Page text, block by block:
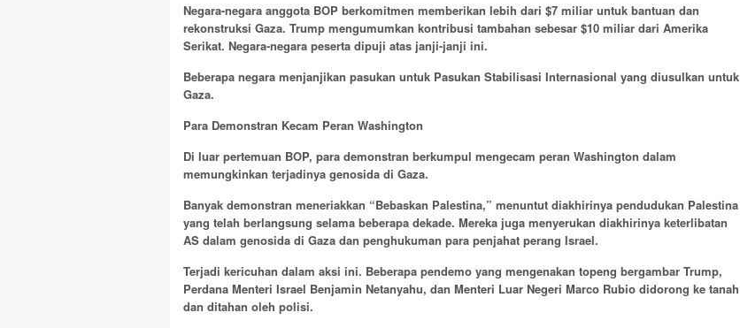
Negara-negara anggota BOP berkomitmen memberikan lebih dari $7 miliar untuk bantuan dan
rekonstruksi Gaza. Trump mengumumkan kontribusi tambahan sebesar $10 miliar dari Amerika
Serikat. Negara-negara peserta dipuji atas janji-janji ini.
Beberapa negara menjanjikan pasukan untuk Pasukan Stabilisasi Internasional yang diusulkan untuk
Gaza.
Para Demonstran Kecam Peran Washington
Di luar pertemuan BOP, para demonstran berkumpul mengecam peran Washington dalam
memungkinkan terjadinya genosida di Gaza.
Banyak demonstran meneriakkan “Bebaskan Palestina,” menuntut diakhirinya pendudukan Palestina
yang telah berlangsung selama beberapa dekade. Mereka juga menyerukan diakhirinya keterlibatan
AS dalam genosida di Gaza dan penghukuman para penjahat perang Israel.
Terjadi kericuhan dalam aksi ini. Beberapa pendemo yang mengenakan topeng bergambar Trump,
Perdana Menteri Israel Benjamin Netanyahu, dan Menteri Luar Negeri Marco Rubio didorong ke tanah
dan ditahan oleh polisi.